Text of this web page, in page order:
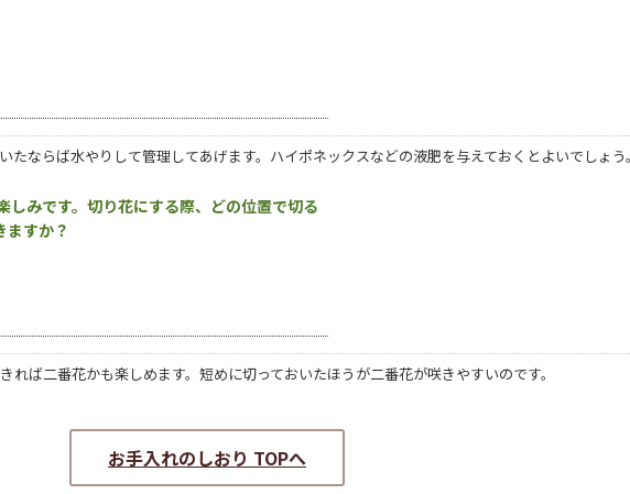
ならば水やりして管理してあげます。ハイポネックスなどの液肥を与えておくとよいでしょう。
しみです。切り花にする際、どの位置で切る
ますか？
ば二番花かも楽しめます。短めに切っておいたほうが二番花が咲きやすいのです。
お手入れのしおり TOPへ